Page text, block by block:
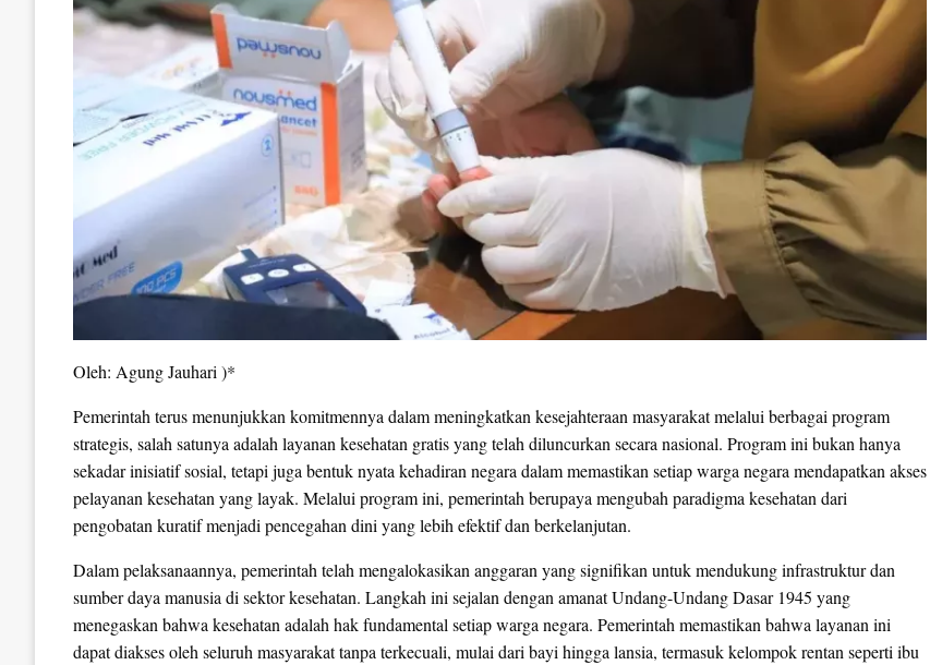
Oleh: Agung Jauhari )*
Pemerintah terus menunjukkan komitmennya dalam meningkatkan kesejahteraan masyarakat melalui berbagai program
strategis, salah satunya adalah layanan kesehatan gratis yang telah diluncurkan secara nasional. Program ini bukan hanya
sekadar inisiatif sosial, tetapi juga bentuk nyata kehadiran negara dalam memastikan setiap warga negara mendapatkan akses
pelayanan kesehatan yang layak. Melalui program ini, pemerintah berupaya mengubah paradigma kesehatan dari
pengobatan kuratif menjadi pencegahan dini yang lebih efektif dan berkelanjutan.
Dalam pelaksanaannya, pemerintah telah mengalokasikan anggaran yang signifikan untuk mendukung infrastruktur dan
sumber daya manusia di sektor kesehatan. Langkah ini sejalan dengan amanat Undang-Undang Dasar 1945 yang
menegaskan bahwa kesehatan adalah hak fundamental setiap warga negara. Pemerintah memastikan bahwa layanan ini
dapat diakses oleh seluruh masyarakat tanpa terkecuali, mulai dari bayi hingga lansia, termasuk kelompok rentan seperti ibu